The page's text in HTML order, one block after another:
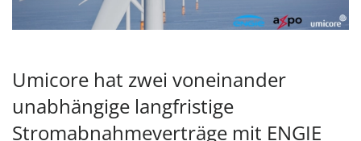
Umicore hat zwei voneinander
unabhängige langfristige
Stromabnahmeverträge mit ENGIE